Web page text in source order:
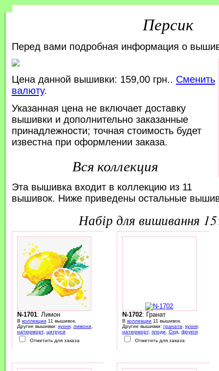
Персик
Перед вами подробная информация о
Цена данной вышивки: 159,00 грн.. Сменить
валюту.
Указанная цена не включает доставку
вышивки и дополнительно заказанные
принадлежности; точная стоимость будет
известна при оформлении заказа.
Вся коллекция
Эта вышивка входит в коллекцию из 11
вышивок. Ниже приведены остальные
набір для вишивання
N-1701: Лимон
В коллекции 11 вышивок.
Другие вышивки: кухня, лимони
натюрморт, цитруси
Отметить для заказа
N-1702: Гранат
В коллекции 11 вышивок.
Другие вышивки: гранати кухня,
натюрморт, плоди Схід
фрукти
Отметить для заказа